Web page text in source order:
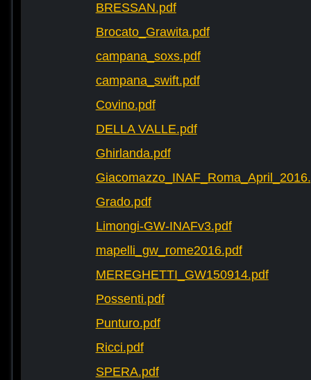
BRESSAN.pdf
Brocato_Grawita.pdf
campana_soxs.pdf
campana_swift.pdf
Covino.pdf
DELLA VALLE.pdf
Ghirlanda.pdf
Grado.pdf
Limongi-GW-INAFv3.pdf
mapelli_gw_rome2016.pdf
MEREGHETTI_GW150914.pdf
Possenti.pdf
Punturo.pdf
Ricci.pdf
SPERA.pdf